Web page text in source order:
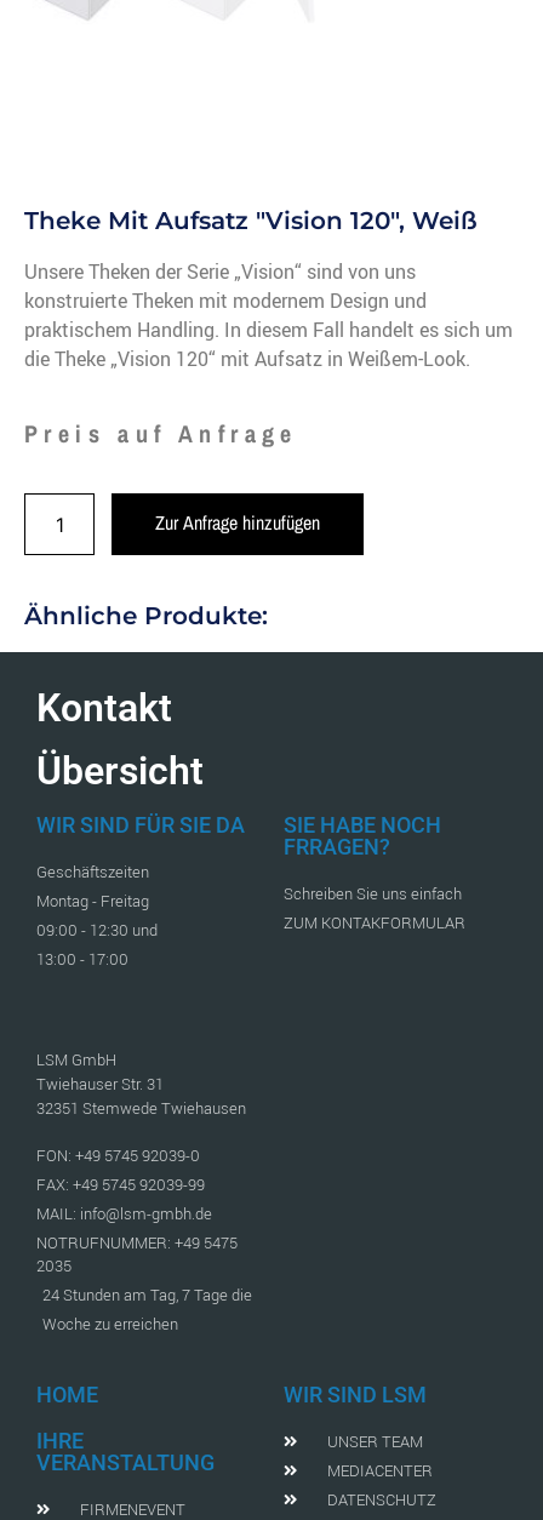
Theke Mit Aufsatz "Vision 120", Weiß
Unsere Theken der Serie „Vision“ sind von uns
konstruierte Theken mit modernem Design und
praktischem Handling. In diesem Fall handelt es sich um
die Theke „Vision 120“ mit Aufsatz in Weißem-Look.
Preis auf Anfrage
Zur Anfrage hinzufügen
Ähnliche Produkte:
Kontakt
Übersicht
WIR SIND FÜR SIE DA
Geschäftszeiten
Montag - Freitag
09:00 - 12:30 und
13:00 - 17:00
LSM GmbH
Twiehauser Str. 31
32351 Stemwede Twiehausen
FON: +49 5745 92039-0
FAX: +49 5745 92039-99
MAIL: info@lsm-gmbh.de
NOTRUFNUMMER: +49 5475
2035
24 Stunden am Tag, 7 Tage die
Woche zu erreichen
SIE HABE NOCH
FRRAGEN?
Schreiben Sie uns einfach
ZUM KONTAKFORMULAR
HOME
IHRE
VERANSTALTUNG
FIRMENEVENT
WIR SIND LSM
UNSER TEAM
MEDIACENTER
DATENSCHUTZ